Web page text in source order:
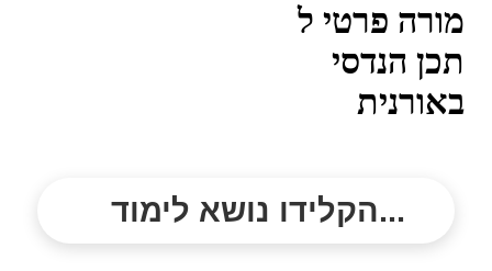
מורה פרטי ל
תכן הנדסי
באורנית
הקלידו נושא לימוד...